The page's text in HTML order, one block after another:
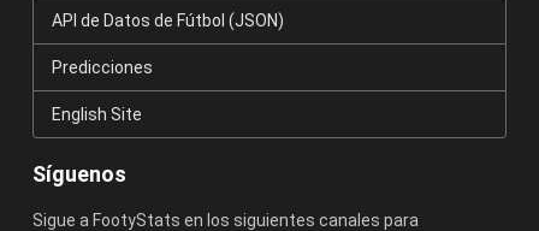
API de Datos de Fútbol (JSON)
Predicciones
English Site
Síguenos
Sigue a FootyStats en los siguientes canales para